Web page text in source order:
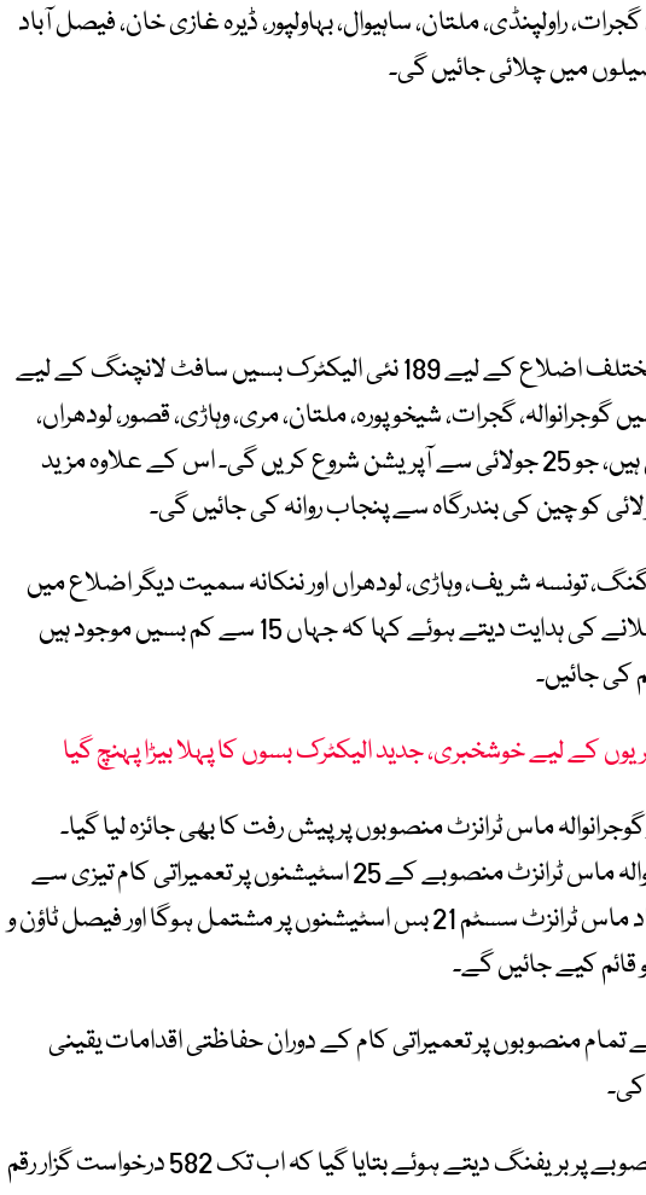
گجرات، راولپنڈی، ملتان، ساہیوال، بہاولپور، ڈیرہ غازی خان، فیصل آباد
میں چلائی جائیں گی۔
بریفنگ میں بتایا گیا کہ مختلف اضلاع کے لیے 189 نئی الیکٹرک بسیں سافٹ لانچنگ کے لیے
ہیں، جبکہ مزید 112 بسیں گوجرانوالہ، گجرات، شیخوپورہ، ملتان، مری، وہاڑی، قصور، لودھراں،
ننکانہ اور نارووال پہنچ چکی ہیں، جو 25 جولائی سے آپریشن شروع کریں گی۔ اس کے علاوہ مزید
تونسہ شریف، وہاڑی، لودھراں اور ننکانہ سمیت دیگر اضلاع میں
بھی الیکٹرک بسیں فوری چلانے کی ہدایت دیتے ہوئے کہا کہ جہاں 15 سے کم بسیں موجود ہیں
کے لیے خوشخبری، جدید الیکٹرک بسوں کا پہلا بیڑا پہنچ گیا
ماس ٹرانزٹ منصوبوں پر پیش رفت کا بھی جائزہ لیا گیا۔
بریفنگ کے مطابق گوجرانوالہ ماس ٹرانزٹ منصوبے کے 25 اسٹیشنوں پر تعمیراتی کام تیزی سے
جاری ہے، جبکہ فیصل آباد ماس ٹرانزٹ سسٹم 21 بس اسٹیشنوں پر مشتمل ہوگا اور فیصل ٹاؤن و
کیے جائیں گے۔
تمام منصوبوں پر تعمیراتی کام کے دوران حفاظتی اقدامات یقینی
اجلاس میں ای ٹیکسی منصوبے پر بریفنگ دیتے ہوئے بتایا گیا کہ اب تک 582 درخواست گزار رقم